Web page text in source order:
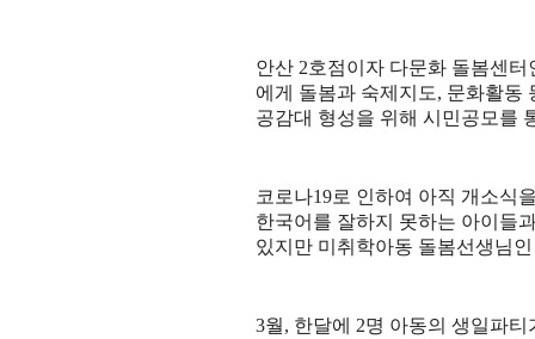
안산 2호점이자 다문화 돌봄센
에게 돌봄과 숙제지도, 문화활동
공감대 형성을 위해 시민공모를
코로나19로 인하여 아직 개소식
한국어를 잘하지 못하는 아이들
있지만 미취학아동 돌봄선생님
3월, 한달에 2명 아동의 생일파티